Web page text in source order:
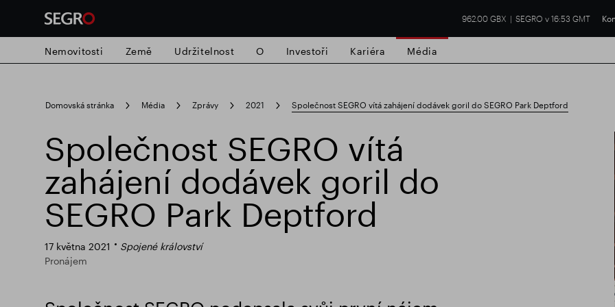
962.00 GBX SEGRO v 16:53 GMT
search
for
Populární vyhledávání
Zodpovědné SEGRO Slough obchodní nemovitost Finanční výsledky
Nemovitosti Země Udržitelnost O Investoři Kariéra Média
Domovská stránka Média Zprávy 2021 Společnost SEGRO vítá zahájení dodávek goril do SEGRO Park Deptford
Společnost SEGRO vítá
zahájení dodávek goril do
SEGRO Park Deptford
17 května 2021
Spojené království
Pronájem